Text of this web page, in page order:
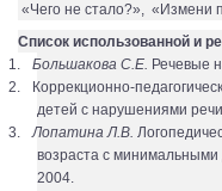
«Чего не стало?», «Измени
Список использованной и
1.
Большакова С.Е. Речевые
2.
Коррекционно-
детей с нарушениями
3.
Лопатина Л.В.
возраста с
2004.